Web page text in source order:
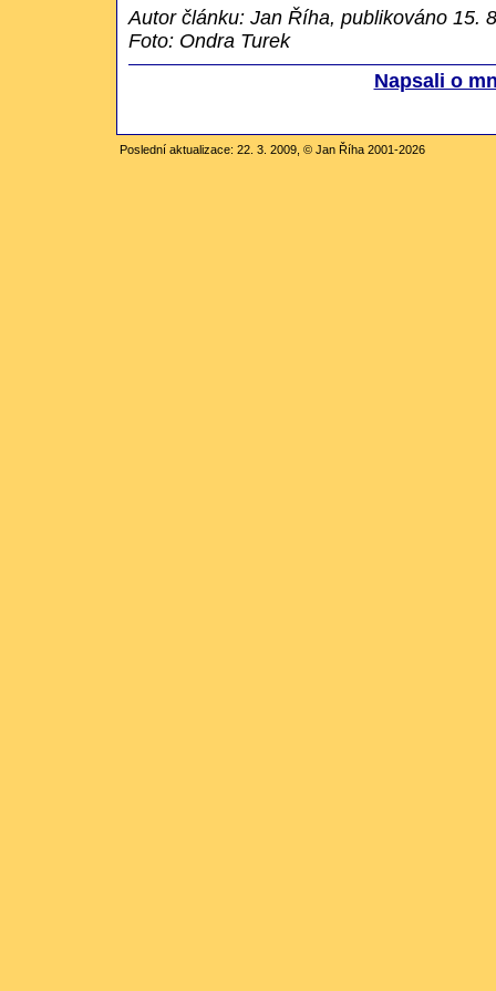
Autor článku: Jan Říha, publikováno 15.
Foto: Ondra Turek
Napsali o
Poslední aktualizace: 22. 3. 2009, © Jan Říha 2001-2026